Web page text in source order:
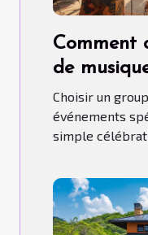
Comment
de
Choisir un
événements
simple